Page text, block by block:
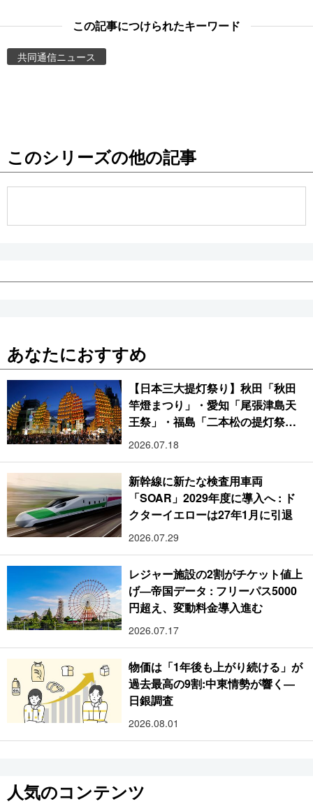
Images
People
公式SNS
この記事につけられたキーワード
共同通信ニュース
このシリーズの他の記事
あなたにおすすめ
【日本三大提灯祭り】秋田「秋田
竿燈まつり」・愛知「尾張津島天
王祭」・福島「二本松の提灯祭
り」:おびただしい灯火が夜空を照
2026.07.18
新幹線に新たな検査用車両
「SOAR」2029年度に導入へ : ド
クターイエローは27年1月に引退
2026.07.29
レジャー施設の2割がチケット値上
げ―帝国データ : フリーパス5000
円超え、変動料金導入進む
2026.07.17
物価は「1年後も上がり続ける」が
過去最高の9割:中東情勢が響く―
日銀調査
2026.08.01
人気のコンテンツ